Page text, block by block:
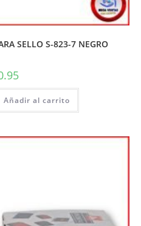
SELLO S-823-7 NEGRO
Añadir al carrito